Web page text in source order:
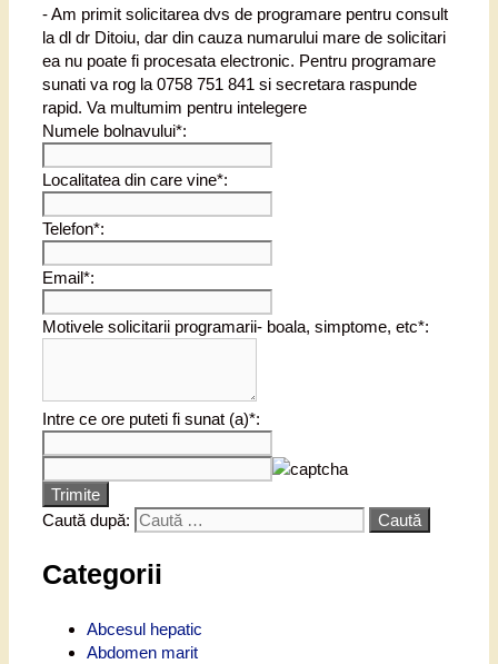
- Am primit solicitarea dvs de programare pentru consult
la dl dr Ditoiu, dar din cauza numarului mare de solicitari
ea nu poate fi procesata electronic. Pentru programare
sunati va rog la 0758 751 841 si secretara raspunde
rapid. Va multumim pentru intelegere
Numele bolnavului*:
Localitatea din care vine*:
Telefon*:
Email*:
Motivele solicitarii programarii- boala, simptome, etc*:
Intre ce ore puteti fi sunat (a)*:
Trimite
Caută după:
Categorii
Abcesul hepatic
Abdomen marit